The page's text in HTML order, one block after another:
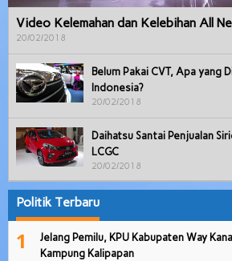
Video Kelemahan dan Kelebihan All
20/02/2018
Belum Pakai CVT, Apa yang
Indonesia?
20/02/2018
Daihatsu Santai Penjualan
LCGC
20/02/2018
Politik Terbaru
1
Jelang Pemilu, KPU Kabupaten Way
Kampung Kalipapan